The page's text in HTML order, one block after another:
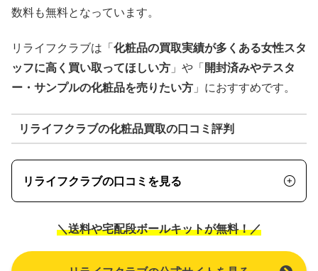
数料も無料となっています。
リライフクラブは「化粧品の買取実績が多くある女性スタ
ッフに高く買い取ってほしい方 」や「開封済みやテスタ
ー・サンプルの化粧品を売りたい方 」におすすめです。
リライフクラブの化粧品買取の口コミ評判
リライフクラブの口コミを見る
＼送料や宅配段ボールキットが無料！／